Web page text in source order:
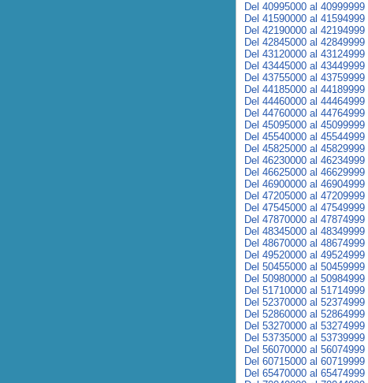
Del 40995000 al 40999999
Del 41590000 al 41594999
Del 42190000 al 42194999
Del 42845000 al 42849999
Del 43120000 al 43124999
Del 43445000 al 43449999
Del 43755000 al 43759999
Del 44185000 al 44189999
Del 44460000 al 44464999
Del 44760000 al 44764999
Del 45095000 al 45099999
Del 45540000 al 45544999
Del 45825000 al 45829999
Del 46230000 al 46234999
Del 46625000 al 46629999
Del 46900000 al 46904999
Del 47205000 al 47209999
Del 47545000 al 47549999
Del 47870000 al 47874999
Del 48345000 al 48349999
Del 48670000 al 48674999
Del 49520000 al 49524999
Del 50455000 al 50459999
Del 50980000 al 50984999
Del 51710000 al 51714999
Del 52370000 al 52374999
Del 52860000 al 52864999
Del 53270000 al 53274999
Del 53735000 al 53739999
Del 56070000 al 56074999
Del 60715000 al 60719999
Del 65470000 al 65474999